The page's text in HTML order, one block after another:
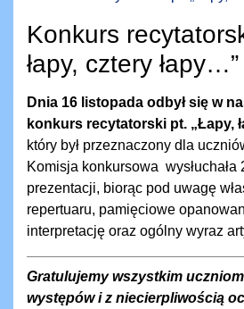
Konkurs
łapy, cztery łapy…”
Dnia 16 listopada odbył się w
konkurs recytatorski pt. „Łapy,
który był przeznaczony dla
Komisja konkursowa wysłuchała
prezentacji, biorąc pod uwagę
repertuaru, pamięciowe
interpretację oraz ogólny wyraz
Gratulujemy wszystkim
występów i z niecierpliwością